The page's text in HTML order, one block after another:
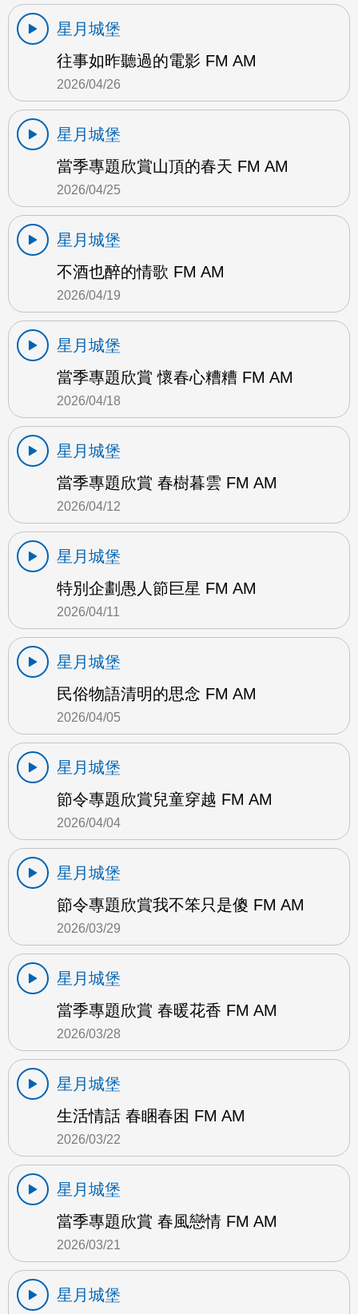
星月城堡
往事如昨聽過的電影 FM AM
2026/04/26
星月城堡
當季專題欣賞山頂的春天 FM AM
2026/04/25
星月城堡
不酒也醉的情歌 FM AM
2026/04/19
星月城堡
當季專題欣賞 懷春心糟糟 FM AM
2026/04/18
星月城堡
當季專題欣賞 春樹暮雲 FM AM
2026/04/12
星月城堡
特別企劃愚人節巨星 FM AM
2026/04/11
星月城堡
民俗物語清明的思念 FM AM
2026/04/05
星月城堡
節令專題欣賞兒童穿越 FM AM
2026/04/04
星月城堡
節令專題欣賞我不笨只是傻 FM AM
2026/03/29
星月城堡
當季專題欣賞 春暖花香 FM AM
2026/03/28
星月城堡
生活情話 春睏春困 FM AM
2026/03/22
星月城堡
當季專題欣賞 春風戀情 FM AM
2026/03/21
星月城堡